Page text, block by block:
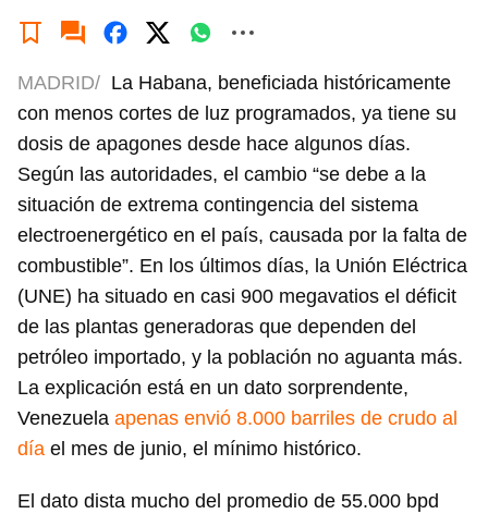
MADRID/ La Habana, beneficiada históricamente
con menos cortes de luz programados, ya tiene su
dosis de apagones desde hace algunos días.
Según las autoridades, el cambio “se debe a la
situación de extrema contingencia del sistema
electroenergético en el país, causada por la falta de
combustible”. En los últimos días, la Unión Eléctrica
(UNE) ha situado en casi 900 megavatios el déficit
de las plantas generadoras que dependen del
petróleo importado, y la población no aguanta más.
La explicación está en un dato sorprendente,
Venezuela apenas envió 8.000 barriles de crudo al
día el mes de junio, el mínimo histórico.
El dato dista mucho del promedio de 55.000 bpd